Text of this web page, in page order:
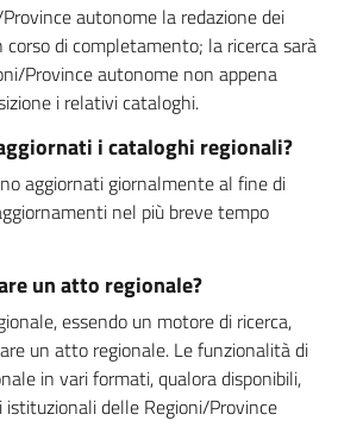
autonome la redazione dei
di completamento; la ricerca sarà
Province autonome non appena
i relativi cataloghi.
i cataloghi regionali?
aggiornati giornalmente al fine di
nel più breve tempo
un atto regionale?
essendo un motore di ricerca,
un atto regionale. Le funzionalità di
in vari formati, qualora disponibili,
delle Regioni/Province